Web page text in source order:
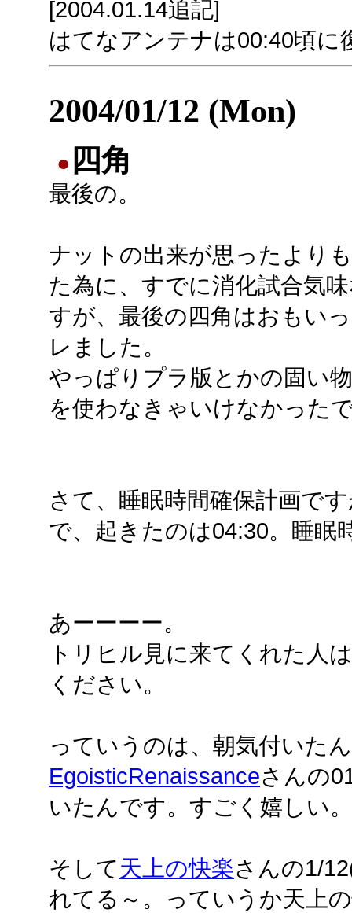
[2004.01.14追記]
はてなアンテナは00:40頃に
2004/01/12 (Mon)
● 四角
最後の。
ナットの出来が思ったより
た為に、すでに消化試合気
すが、最後の四角はおもい
レました。
やっぱりプラ版とかの固い
を使わなきゃいけなかった
さて、睡眠時間確保計画で
で、起きたのは04:30。睡眠
あーーーー。
トリヒル見に来てくれた人
ください。
っていうのは、朝気付いた
EgoisticRenaissanceさんの
いたんです。すごく嬉しい。
そして天上の快楽さんの1/
れてる～。っていうか天上